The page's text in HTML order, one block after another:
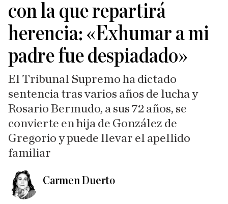
con la que repartirá
herencia: «Exhumar a mi
padre fue despiadado»
El Tribunal Supremo ha dictado
sentencia tras varios años de lucha y
Rosario Bermudo, a sus 72 años, se
convierte en hija de González de
Gregorio y puede llevar el apellido
familiar
Carmen Duerto